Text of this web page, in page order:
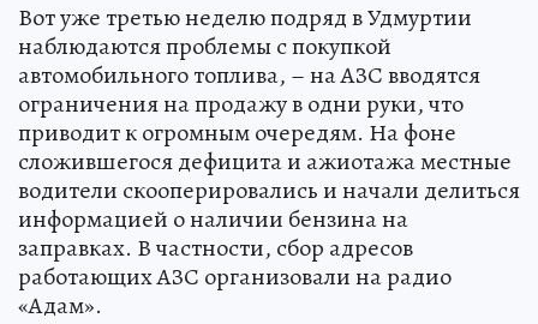
Вот уже третью неделю подряд в Удмуртии
наблюдаются проблемы с покупкой
автомобильного топлива, – на АЗС вводятся
ограничения на продажу в одни руки, что
приводит к огромным очередям. На фоне
сложившегося дефицита и ажиотажа местные
водители скооперировались и начали делиться
информацией о наличии бензина на
заправках. В частности, сбор адресов
работающих АЗС организовали на радио
«Адам».